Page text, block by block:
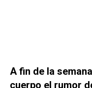
A fin de la
cuerpo el rumor